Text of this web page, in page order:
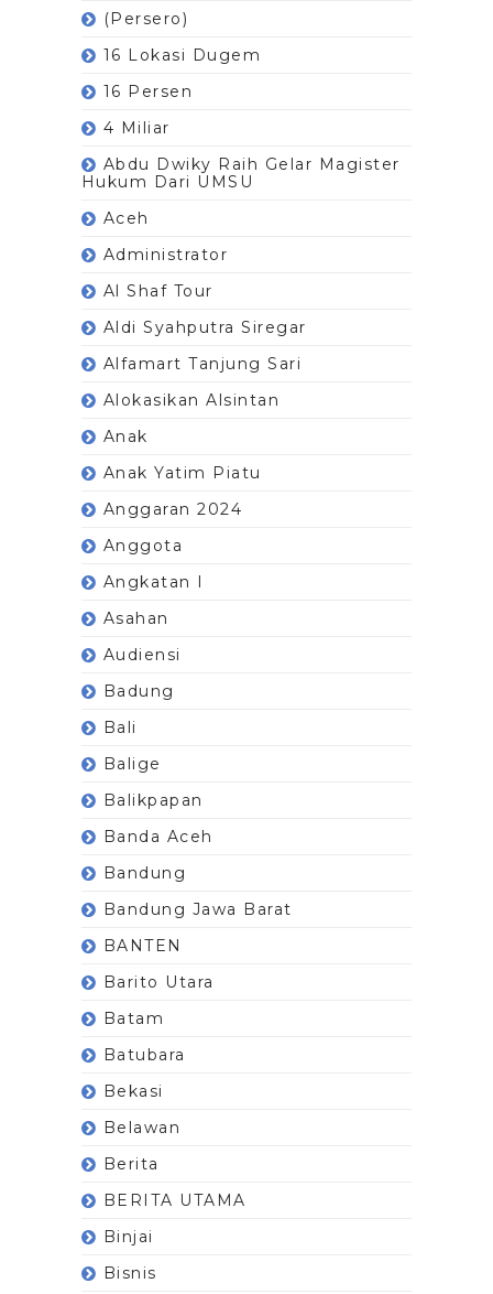
(Persero)
16 Lokasi Dugem
16 Persen
4 Miliar
Abdu Dwiky Raih Gelar Magister
Hukum Dari UMSU
Aceh
Administrator
Al Shaf Tour
Aldi Syahputra Siregar
Alfamart Tanjung Sari
Alokasikan Alsintan
Anak
Anak Yatim Piatu
Anggaran 2024
Anggota
Angkatan I
Asahan
Audiensi
Badung
Bali
Balige
Balikpapan
Banda Aceh
Bandung
Bandung Jawa Barat
BANTEN
Barito Utara
Batam
Batubara
Bekasi
Belawan
Berita
BERITA UTAMA
Binjai
Bisnis